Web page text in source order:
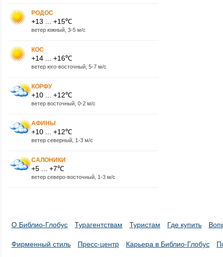
РОДОС
+13 ... +15℃
ветер южный, 3-5 м/с
КОС
+14 ... +16℃
ветер юго-восточный, 5-7 м/с
КОРФУ
+10 ... +12℃
ветер восточный, 0-2 м/с
АФИНЫ
+10 ... +12℃
ветер северный, 1-3 м/с
САЛОНИКИ
+5 ... +7℃
ветер северо-восточный, 1-3 м/с
О Библио-Глобус Турагентствам Туристам Где купить
Фирменный стиль Пресс-центр Карьера в Библио-Глобус